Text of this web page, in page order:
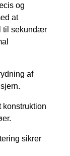
og
at
til sekundær
af
sikrer